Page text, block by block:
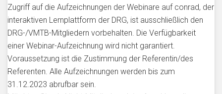
Zugriff auf die Aufzeichnungen der Webinare auf conrad, der
interaktiven Lernplattform der DRG, ist ausschließlich den
DRG-/VMTB-Mitgliedern vorbehalten. Die Verfügbarkeit
einer Webinar-Aufzeichnung wird nicht garantiert.
Voraussetzung ist die Zustimmung der Referentin/des
Referenten. Alle Aufzeichnungen werden bis zum
31.12.2023 abrufbar sein.